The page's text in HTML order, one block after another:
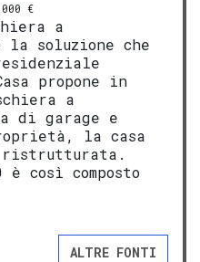
€
a
la soluzione che
propone in
a
di garage e
la casa
ristrutturata.
è così composto
ALTRE FONTI